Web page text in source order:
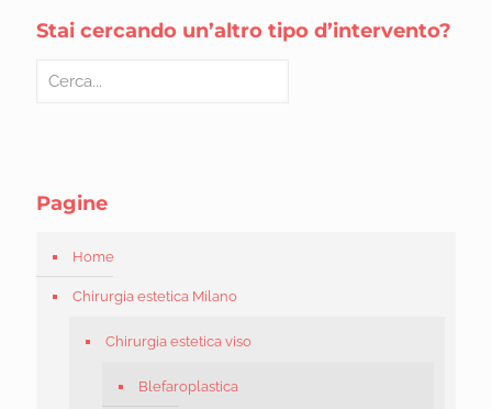
Stai cercando un’altro tipo d’intervento?
Pagine
Home
Chirurgia estetica Milano
Chirurgia estetica viso
Blefaroplastica